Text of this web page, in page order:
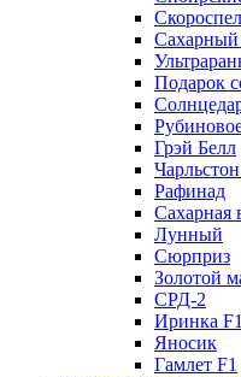
Подарок
Грэй Белл
Рафинад
Сахарная
Лунный
Сюрприз
Золотой
СРД-2
Иринка F1
Яносик
Гамлет F1